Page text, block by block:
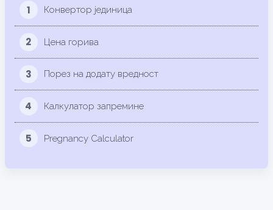
1 Конвертор јединица
2 Цена горива
3 Порез на додату вредност
4 Калкулатор запремине
5 Pregnancy Calculator